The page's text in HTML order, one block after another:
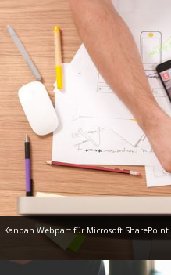
Kanban Webpart für Microsoft SharePoint.